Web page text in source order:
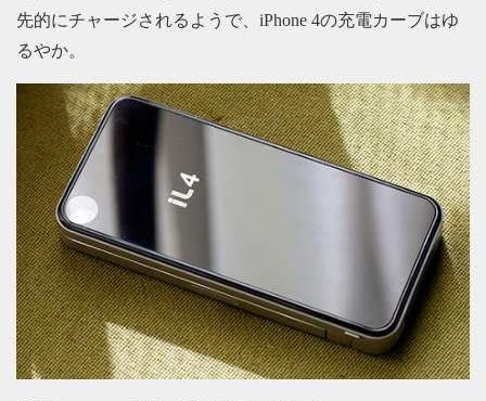
先的にチャージされるようで、iPhone 4の充電カーブはゆ
るやか。